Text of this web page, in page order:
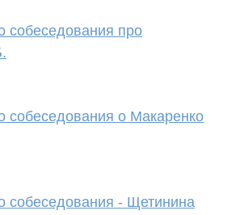
собеседования про
собеседования о Макаренко
собеседования - Щетинина